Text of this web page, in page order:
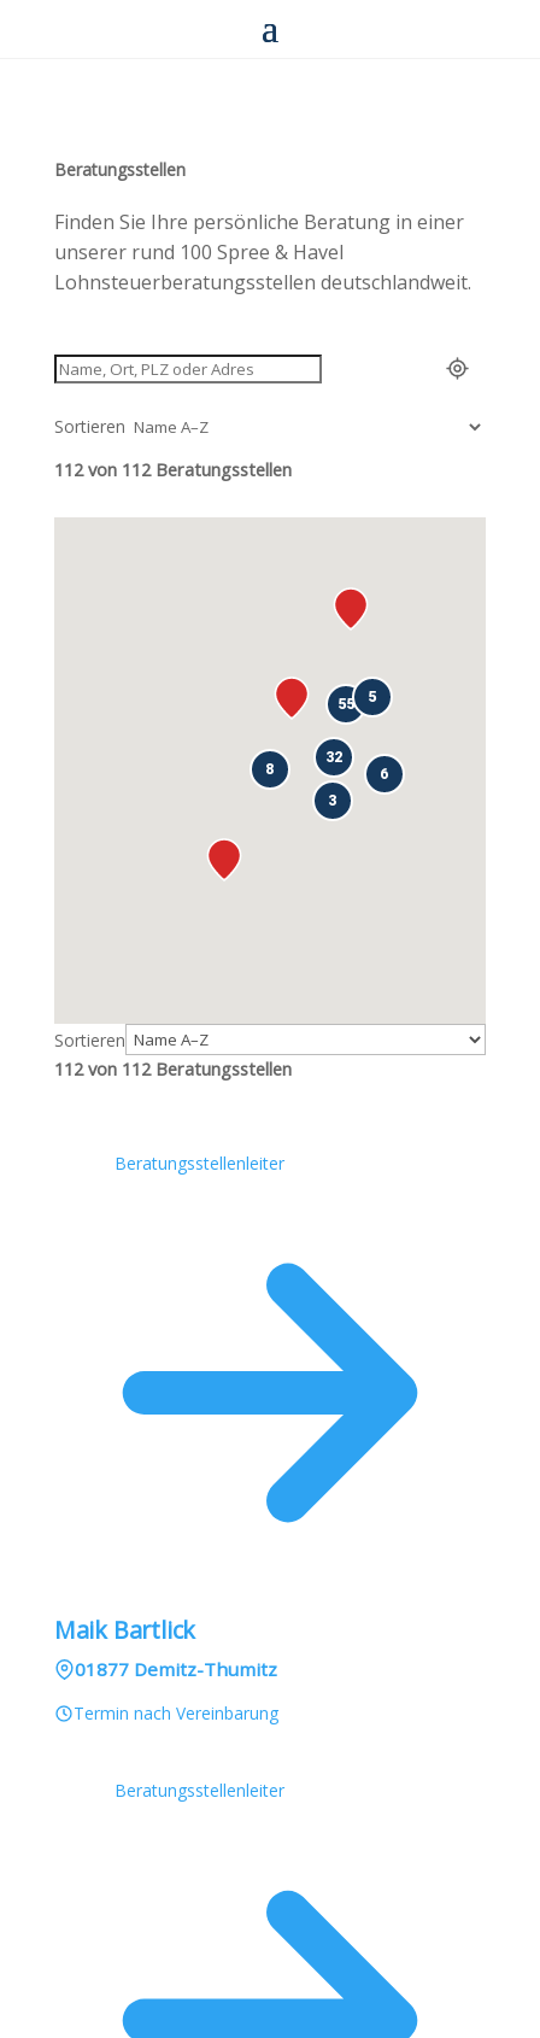
Beratungsstellen
Finden Sie Ihre persönliche Beratung in einer
unserer rund 100 Spree & Havel
Lohnsteuerberatungsstellen deutschlandweit.
Sortieren
112 von 112 Beratungsstellen
8
55
6
32
3
5
Sortieren
112 von 112 Beratungsstellen
Beratungsstellenleiter
Maik Bartlick
01877 Demitz-Thumitz
Termin nach Vereinbarung
Beratungsstellenleiter